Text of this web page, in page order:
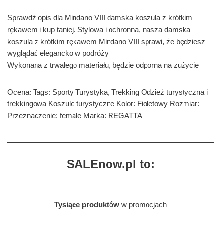
Sprawdź opis dla Mindano VIII damska koszula z krótkim
rękawem i kup taniej. Stylowa i ochronna, nasza damska
koszula z krótkim rękawem Mindano VIII sprawi, że będziesz
wyglądać elegancko w podróży
Wykonana z trwałego materiału, będzie odporna na zużycie
Ocena: Tags: Sporty Turystyka, Trekking Odzież turystyczna i
trekkingowa Koszule turystyczne Kolor: Fioletowy Rozmiar:
Przeznaczenie: female Marka: REGATTA
SALEnow.pl to:
Tysiące produktów w promocjach